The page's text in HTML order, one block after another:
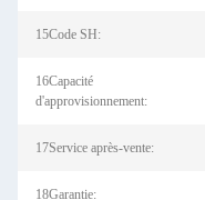
15Code SH:
16Capacité
d'approvisionnement:
17Service après-vente:
18Garantie: